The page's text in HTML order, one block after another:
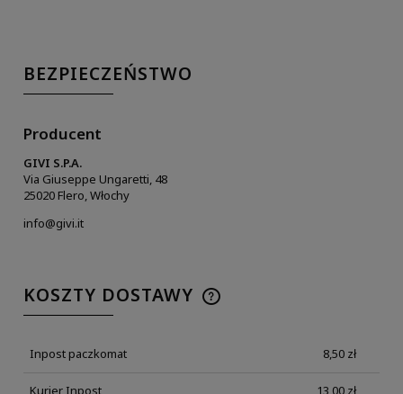
BEZPIECZEŃSTWO
Producent
GIVI S.P.A.
Via Giuseppe Ungaretti, 48
25020 Flero, Włochy
info@givi.it
KOSZTY DOSTAWY
Inpost paczkomat 8,50 zł
Kurier Inpost 13,00 zł